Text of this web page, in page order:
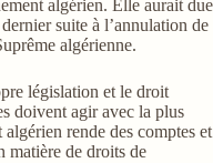
algérien. Elle aurait due
suite à l’annulation de
algérienne.
législation et le droit
doivent agir avec la plus
rende des comptes et
matière de droits de